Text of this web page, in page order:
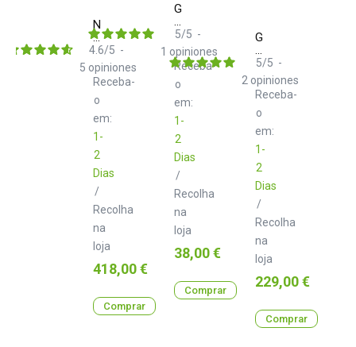
Native
Instruments
Maschine
MK3
Receba-
o
em:
1-
2
Dias
/
Recolha
na
loja
4.6/5 -
5 opiniones
Preço
418,00 €
Comprar
Gravity
KSX
2
Soporte
de
Teclado
tipo
Tijera
doble
Receba-
o
em:
1-
2
Dias
/
Recolha
na
loja
5/5 -
1 opiniones
Preço
38,00 €
Comprar
Gravity
KS
MKS
01
B
Receba-
o
em:
1-
2
Dias
/
Recolha
na
loja
5/5 -
2 opiniones
Preço
229,00 €
Comprar